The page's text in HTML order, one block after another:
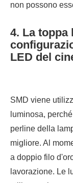
non possono
4. La toppa
LED del
SMD viene
luminosa,
perline della
migliore. Al
a doppio filo
lavorazione. Le